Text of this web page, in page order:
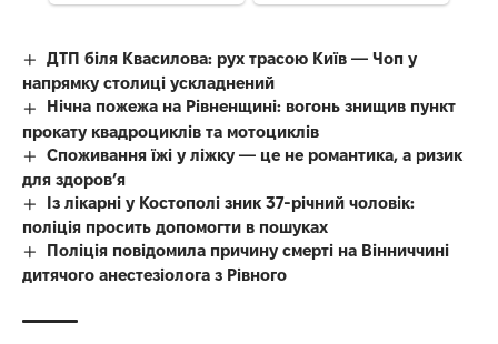
ДТП біля Квасилова: рух трасою Київ — Чоп у
напрямку столиці ускладнений
Нічна пожежа на Рівненщині: вогонь знищив пункт
прокату квадроциклів та мотоциклів
Споживання їжі у ліжку — це не романтика, а ризик
для здоров’я
Із лікарні у Костополі зник 37-річний чоловік:
поліція просить допомогти в пошуках
Поліція повідомила причину смерті на Вінниччині
дитячого анестезіолога з Рівного